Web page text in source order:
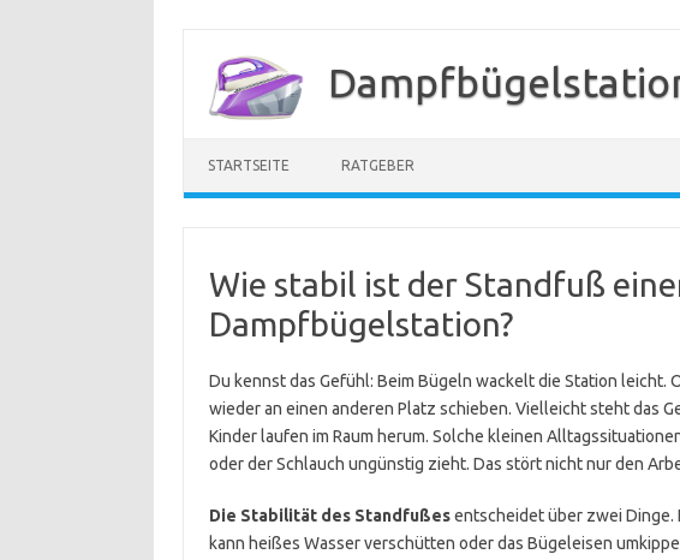
springen
STARTSEITE RATGEBER
Wie stabil ist der Standfuß
Dampfbügelstation?
Du kennst das Gefühl: Beim Bügeln wackelt die Station leicht.
wieder an einen anderen Platz schieben. Vielleicht steht das
Kinder laufen im Raum herum. Solche kleinen
oder der Schlauch ungünstig zieht. Das stört nicht nur den
Die Stabilität des Standfußesentscheidet über zwei Dinge.
kann heißes Wasser verschütten oder das Bügeleisen